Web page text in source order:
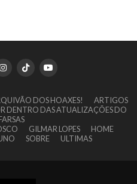
DOS HOAXES!
ARTIGOS
DENTRO DAS ATUALIZAÇÕES DO
GILMAR LOPES
HOME
SOBRE ULTIMAS